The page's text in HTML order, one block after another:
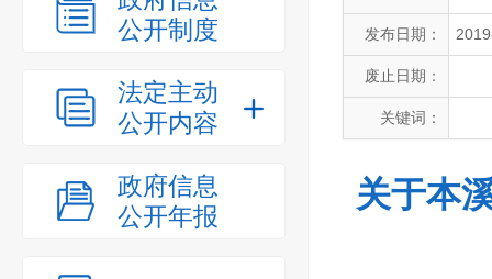
公开制度
法定主动
公开内容
政府信息
公开年报
发布日期：
废止日期：
关键词：
关于本